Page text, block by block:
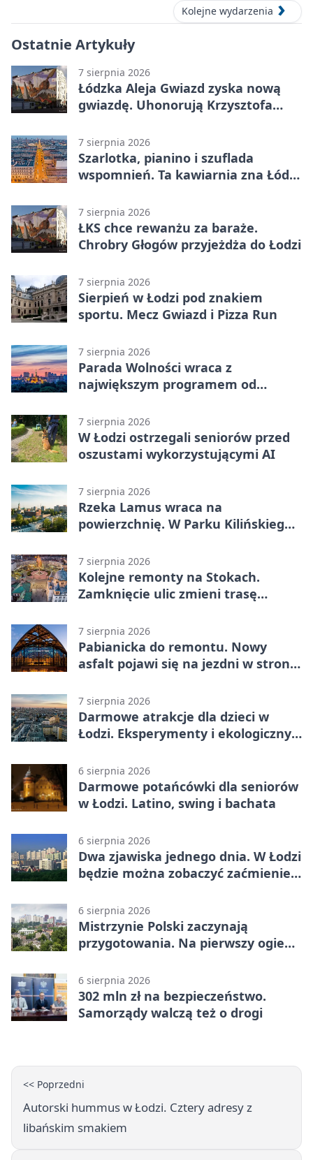
Kolejne wydarzenia
Ostatnie Artykuły
7 sierpnia 2026
Łódzka Aleja Gwiazd zyska nową
gwiazdę. Uhonorują Krzysztofa
7 sierpnia 2026
Szarlotka, pianino i szuflada
wspomnień. Ta kawiarnia zna Łódź
7 sierpnia 2026
ŁKS chce rewanżu za baraże.
Chrobry Głogów przyjeżdża do Łodzi
7 sierpnia 2026
Sierpień w Łodzi pod znakiem
sportu. Mecz Gwiazd i Pizza Run
7 sierpnia 2026
Parada Wolności wraca z
największym programem od
platform
7 sierpnia 2026
W Łodzi ostrzegali seniorów przed
oszustami wykorzystującymi AI
7 sierpnia 2026
Rzeka Lamus wraca na
powierzchnię. W Parku Kilińskiego
7 sierpnia 2026
Kolejne remonty na Stokach.
Zamknięcie ulic zmieni trasę
7 sierpnia 2026
Pabianicka do remontu. Nowy
asfalt pojawi się na jezdni w stronę
7 sierpnia 2026
Darmowe atrakcje dla dzieci w
Łodzi. Eksperymenty i ekologiczny
6 sierpnia 2026
Darmowe potańcówki dla seniorów
w Łodzi. Latino, swing i bachata
6 sierpnia 2026
Dwa zjawiska jednego dnia. W Łodzi
będzie można zobaczyć zaćmienie i
6 sierpnia 2026
Mistrzynie Polski zaczynają
przygotowania. Na pierwszy ogień
6 sierpnia 2026
302 mln zł na bezpieczeństwo.
Samorządy walczą też o drogi
<< Poprzedni
Autorski hummus w Łodzi. Cztery adresy z
libańskim smakiem